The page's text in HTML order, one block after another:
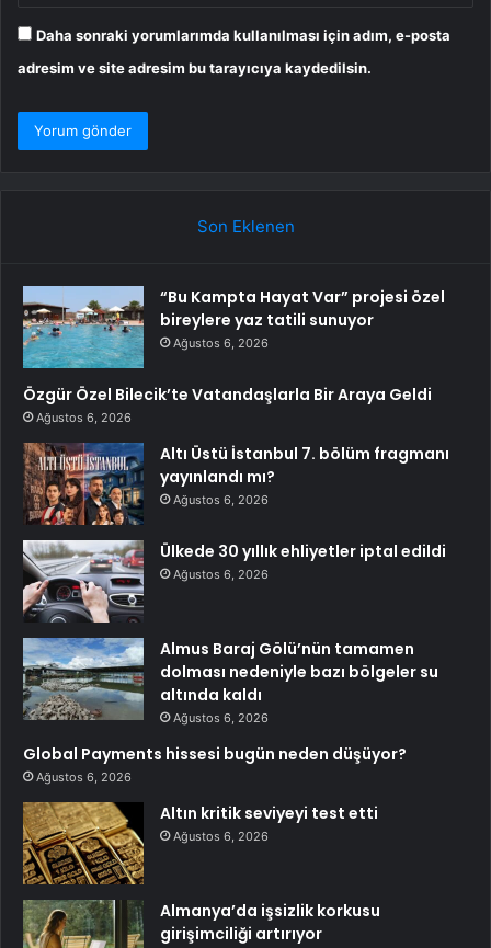
Daha sonraki yorumlarımda kullanılması için adım, e-posta
adresim ve site adresim bu tarayıcıya kaydedilsin.
Son Eklenen
“Bu Kampta Hayat Var” projesi özel
bireylere yaz tatili sunuyor
Ağustos 6, 2026
Özgür Özel Bilecik’te Vatandaşlarla Bir Araya Geldi
Ağustos 6, 2026
Altı Üstü İstanbul 7. bölüm fragmanı
yayınlandı mı?
Ağustos 6, 2026
Ülkede 30 yıllık ehliyetler iptal edildi
Ağustos 6, 2026
Almus Baraj Gölü’nün tamamen
dolması nedeniyle bazı bölgeler su
altında kaldı
Ağustos 6, 2026
Global Payments hissesi bugün neden düşüyor?
Ağustos 6, 2026
Altın kritik seviyeyi test etti
Ağustos 6, 2026
Almanya’da işsizlik korkusu
girişimciliği artırıyor